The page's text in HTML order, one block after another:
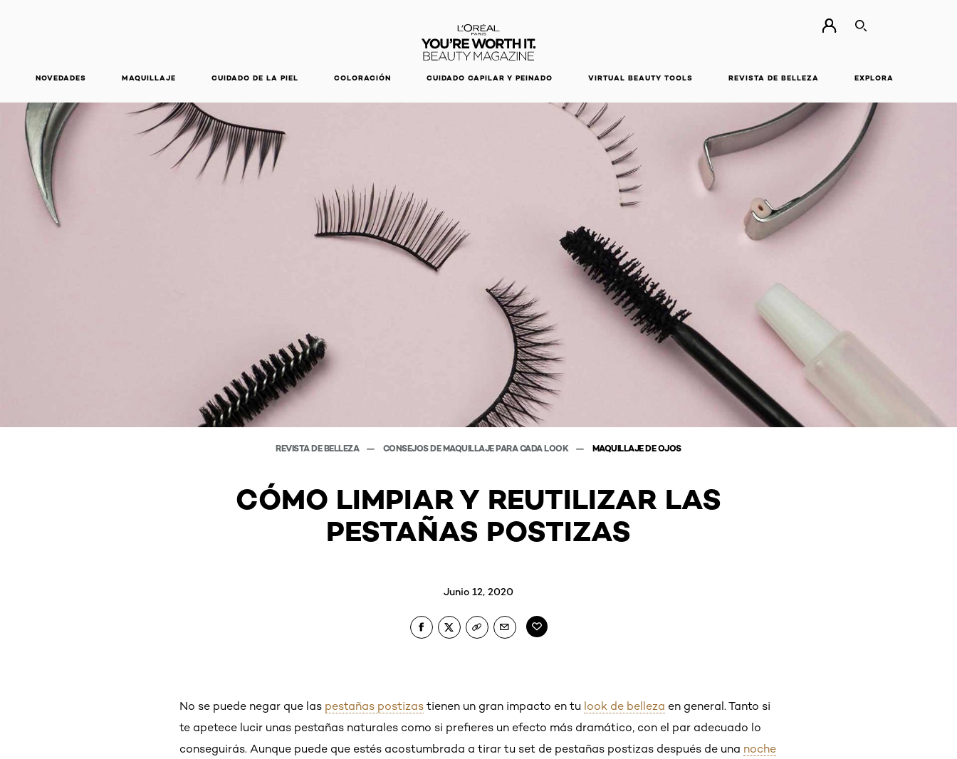
BUSCAR
NOVEDADES MAQUILLAJE CUIDADO DE LA PIEL COLORACIÓN CUIDADO CAPILAR Y PEINADO VIRTUAL BEAUTY TOOLS REVISTA DE BELLEZA EXPLORA
REVISTA DE BELLEZA CONSEJOS DE MAQUILLAJE PARA CADA LOOK MAQUILLAJE DE OJOS
CÓMO LIMPIAR Y REUTILIZAR LAS
PESTAÑAS POSTIZAS
Junio 12, 2020
No se puede negar que las pestañas postizas tienen un gran impacto en tu look de belleza en general. Tanto si
te apetece lucir unas pestañas naturales como si prefieres un efecto más dramático, con el par adecuado lo
conseguirás. Aunque puede que estés acostumbrada a tirar tu set de pestañas postizas después de una noche